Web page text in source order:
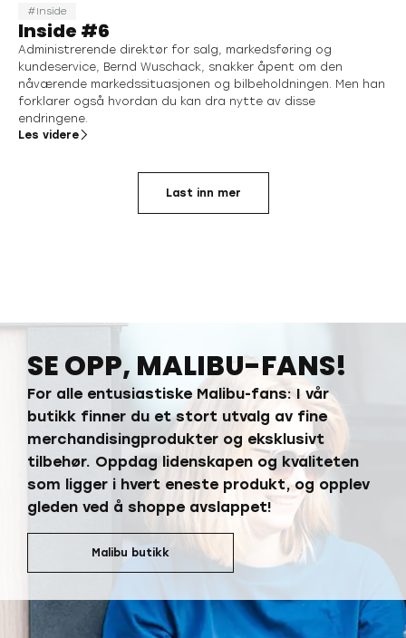
Inside
Inside #6
Administrerende direktør for salg, markedsføring og
kundeservice, Bernd Wuschack, snakker åpent om den
nåværende markedssituasjonen og bilbeholdningen. Men han
forklarer også hvordan du kan dra nytte av disse
endringene.
Les videre
Last inn mer
SE OPP, MALIBU-FANS!
For alle entusiastiske Malibu-fans: I vår
butikk finner du et stort utvalg av fine
merchandisingprodukter og eksklusivt
tilbehør. Oppdag lidenskapen og kvaliteten
som ligger i hvert eneste produkt, og opplev
gleden ved å shoppe avslappet!
Malibu butikk